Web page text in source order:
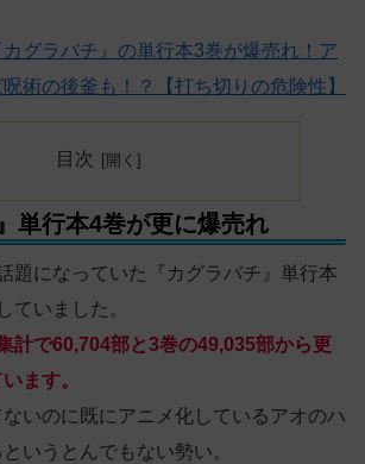
カグラバチ』の単行本3巻が爆売れ！ア
術の後釜も！？【打ち切りの危険性】
目次
単行本4巻が更に爆売れ
題になっていた『カグラバチ』単行本
ていました。
計で60,704部と3巻の49,035部から更
ます。
いのに既にアニメ化しているアオのハ
いうとんでもない勢い。